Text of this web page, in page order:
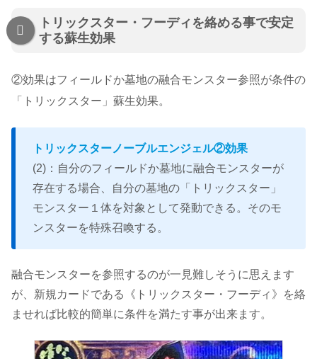
トリックスター・フーディを絡める事で安定
する蘇生効果
②効果はフィールドか墓地の融合モンスター参照が条件の
「トリックスター」蘇生効果。
トリックスターノーブルエンジェル②効果
(2)：自分のフィールドか墓地に融合モンスターが
存在する場合、自分の墓地の「トリックスター」
モンスター１体を対象として発動できる。そのモ
ンスターを特殊召喚する。
融合モンスターを参照するのが一見難しそうに思えます
が、新規カードである《トリックスター・フーディ》を絡
ませれば比較的簡単に条件を満たす事が出来ます。